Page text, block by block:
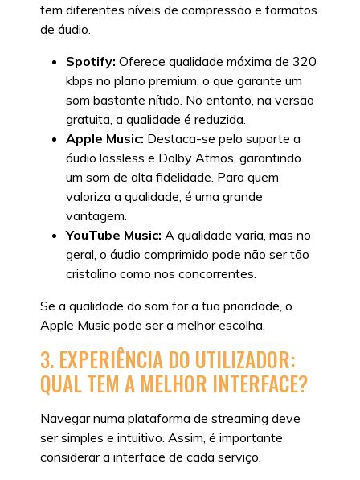
tem diferentes níveis de compressão e formatos
de áudio.
Spotify: Oferece qualidade máxima de 320
kbps no plano premium, o que garante um
som bastante nítido. No entanto, na versão
gratuita, a qualidade é reduzida.
Apple Music: Destaca-se pelo suporte a
áudio lossless e Dolby Atmos, garantindo
um som de alta fidelidade. Para quem
valoriza a qualidade, é uma grande
vantagem.
YouTube Music: A qualidade varia, mas no
geral, o áudio comprimido pode não ser tão
cristalino como nos concorrentes.
Se a qualidade do som for a tua prioridade, o
Apple Music pode ser a melhor escolha.
3. EXPERIÊNCIA DO UTILIZADOR:
QUAL TEM A MELHOR INTERFACE?
Navegar numa plataforma de streaming deve
ser simples e intuitivo. Assim, é importante
considerar a interface de cada serviço.